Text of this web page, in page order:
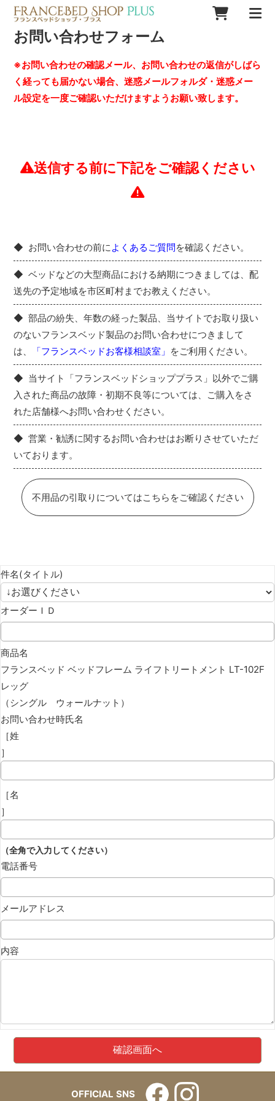
お問い合わせフォーム
※お問い合わせの確認メール、お問い合わせの返信がしばら
く経っても届かない場合、迷惑メールフォルダ・迷惑メー
ル設定を一度ご確認いただけますようお願い致します。
送信する前に下記をご確認ください
お問い合わせの前に よくあるご質問を確認ください。
ベッドなどの大型商品における納期につきましては、配
送先の予定地域を市区町村までお教えください。
部品の紛失、年数の経った製品、当サイトでお取り扱い
のないフランスベッド製品のお問い合わせにつきまして
は、
「フランスベッドお客様相談室」 をご利用ください。
当サイト「フランスベッドショッププラス」以外でご購
入された商品の故障・初期不良等については、ご購入をさ
れた店舗様へお問い合わせください。
営業・勧誘に関するお問い合わせはお断りさせていただ
いております。
不用品の引取りについてはこちらをご確認ください
件名(タイトル)
オーダーＩＤ
商品名
フランスベッド ベッドフレーム ライフトリートメント LT-102F
レッグ
（シングル ウォールナット）
お問い合わせ時氏名
［姓
］
［名
］
（全角で入力してください）
電話番号
メールアドレス
内容
OFFICIAL SNS